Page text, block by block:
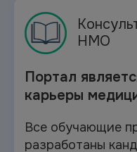
НМО
Портал
карьеры
Все обучающие
разработаны